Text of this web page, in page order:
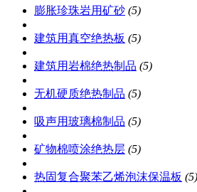
膨胀珍珠岩用矿砂 (5)
建筑用真空绝热板 (5)
建筑用岩棉绝热制品 (5)
无机硬质绝热制品 (5)
吸声用玻璃棉制品 (5)
矿物棉喷涂绝热层 (5)
热固复合聚苯乙烯泡沫保温板 (5)